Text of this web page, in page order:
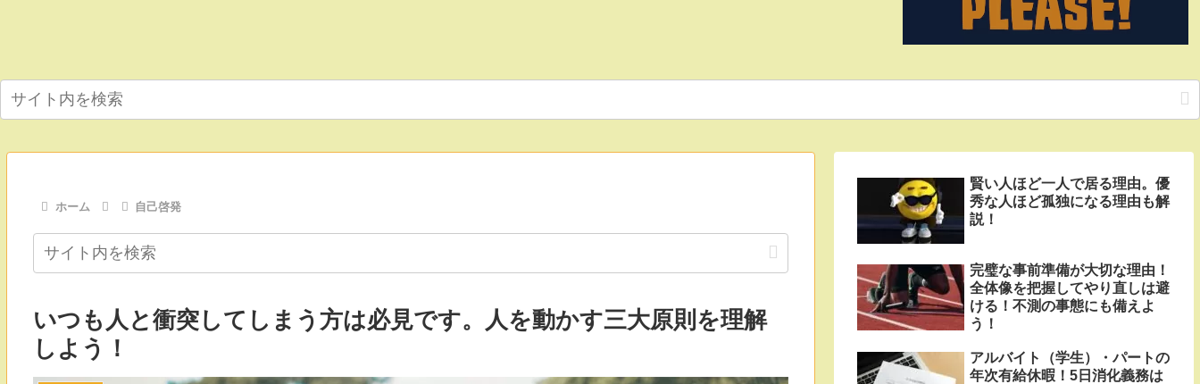
ホーム 自己啓発
いつも人と衝突してしまう方は必見です。人を動かす三大原則を理解
しよう！
賢い人ほど一人で居る理由。優
秀な人ほど孤独になる理由も解
説！
完璧な事前準備が大切な理由！
全体像を把握してやり直しは避
ける！不測の事態にも備えよ
う！
アルバイト（学生）・パートの
年次有給休暇！5日消化義務は